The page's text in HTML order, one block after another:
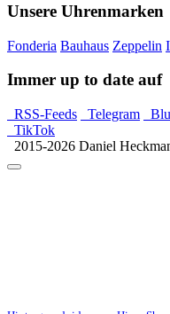
Unsere Uhrenmarken
Fonderia Bauhaus Zeppelin
Immer up to date auf
RSS-Feeds Telegram
TikTok
2015-2026 Daniel